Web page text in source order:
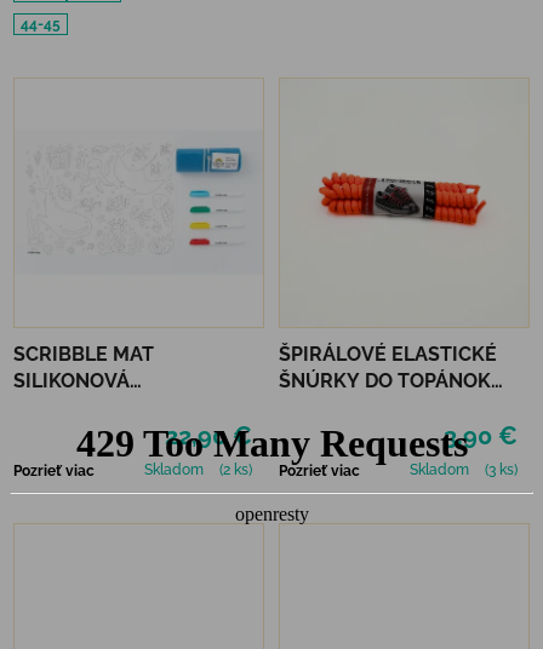
44-45
SCRIBBLE MAT
SILIKONOVÁ
MOROM
22,90 €
Pozrieť viac Skladom (2 ks)
ŠPIRÁLOVÉ ELASTICKÉ
ŠNÚRKY DO TOPÁNOK
ORANŽOVÁ
3,90 €
Pozrieť viac Skladom (3 ks)